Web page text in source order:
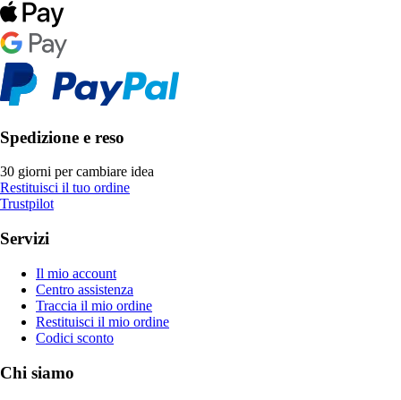
Spedizione e reso
30 giorni per cambiare idea
Restituisci il tuo ordine
Trustpilot
Servizi
Il mio account
Centro assistenza
Traccia il mio ordine
Restituisci il mio ordine
Codici sconto
Chi siamo